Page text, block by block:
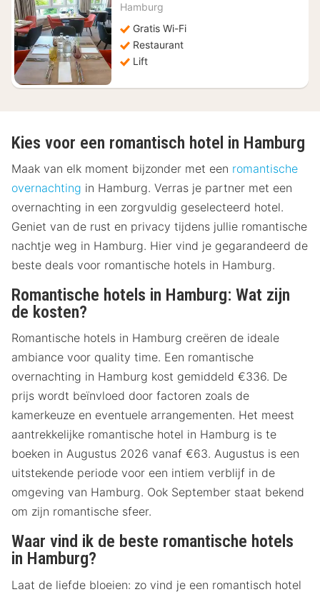
Hamburg
Gratis Wi-Fi
Restaurant
Lift
Kies voor een romantisch hotel in Hamburg
Maak van elk moment bijzonder met een romantische
overnachting in Hamburg. Verras je partner met een
overnachting in een zorgvuldig geselecteerd hotel.
Geniet van de rust en privacy tijdens jullie romantische
nachtje weg in Hamburg. Hier vind je gegarandeerd de
beste deals voor romantische hotels in Hamburg.
Romantische hotels in Hamburg: Wat zijn
de kosten?
Romantische hotels in Hamburg creëren de ideale
ambiance voor quality time. Een romantische
overnachting in Hamburg kost gemiddeld €336. De
prijs wordt beïnvloed door factoren zoals de
kamerkeuze en eventuele arrangementen. Het meest
aantrekkelijke romantische hotel in Hamburg is te
boeken in Augustus 2026 vanaf €63. Augustus is een
uitstekende periode voor een intiem verblijf in de
omgeving van Hamburg. Ook September staat bekend
om zijn romantische sfeer.
Waar vind ik de beste romantische hotels
in Hamburg?
Laat de liefde bloeien: zo vind je een romantisch hotel